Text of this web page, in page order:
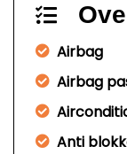
Airbag
Airbag
Anti